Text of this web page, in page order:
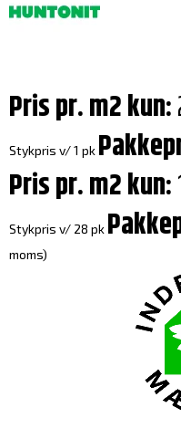
Pris pr. m2 kun:
Stykpris v/ 1 pk
Pris pr. m2 kun:
Stykpris v/ 28 pk
moms)